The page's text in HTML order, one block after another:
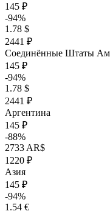
145 ₽
-94%
1.78 $
2441 ₽
Соединённые Штаты
145 ₽
-94%
1.78 $
2441 ₽
Аргентина
145 ₽
-88%
2733 AR$
1220 ₽
Азия
145 ₽
-94%
1.54 €